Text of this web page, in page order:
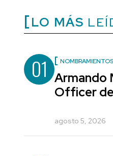
LO MÁS
01 NOMBRAMIENTOS
Armando
Officer
agosto 5, 2026